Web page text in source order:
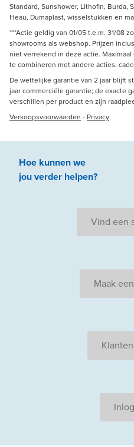
Standard, Sunshower, Lithofin, Burda,
Heau, Dumaplast, wisselstukken en
***Actie geldig van 01/05 t.e.m. 31/08
showrooms als webshop. Prijzen
niet verrekend in deze actie.
te combineren met andere acties,
De wettelijke garantie van 2 jaar blijft
jaar commerciële garantie; de exacte
verschillen per product en zijn
Verkoopsvoorwaarden - Privacy
Hoe kunnen we
jouverder helpen?
Vind een
Maak